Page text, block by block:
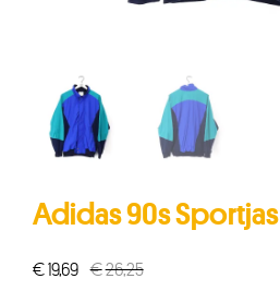
Adidas 90s Sportjas
€26,25Oorspronkelijke
€19,69
Huidige